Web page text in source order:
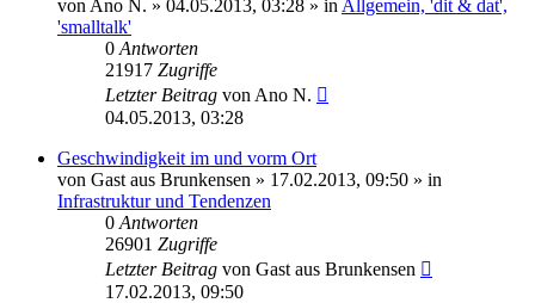
von Ano N. » 04.05.2013, 03:28 » in Allgemein, 'dit & dat',
'smalltalk'
0 Antworten
21917 Zugriffe
Letzter Beitrag von Ano N.
04.05.2013, 03:28
Geschwindigkeit im und vorm Ort
von Gast aus Brunkensen » 17.02.2013, 09:50 » in
Infrastruktur und Tendenzen
0 Antworten
26901 Zugriffe
Letzter Beitrag von Gast aus Brunkensen
17.02.2013, 09:50